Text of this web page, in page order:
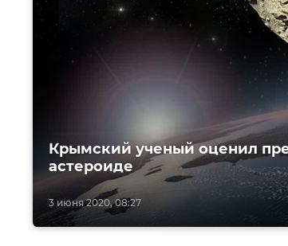
3 июня 2020, 08:27
Крымский ученый оценил
астероиде